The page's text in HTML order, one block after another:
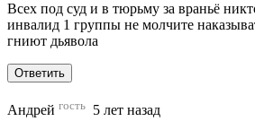
Всех под суд и в тюрьму за враньё
инвалид 1 группы не молчите
гниют дьявола
Ответить
Андрей гость 5 лет назад